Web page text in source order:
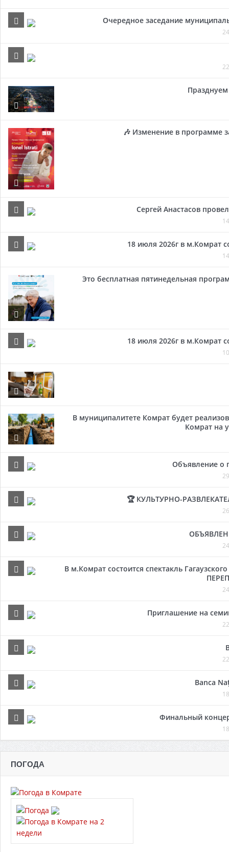
Очередное заседание
Празднуем
🎶 Изменение в программе
Сергей Анастасов
18 июля 2026г в м.Комрат
Это бесплатная пятинедельная
18 июля 2026г в м.Комрат
В муниципалитете Комрат будет
Комрат на
Объявление о
🏆 КУЛЬТУРНО-
В м.Комрат состоится спектакль
Приглашение на
Banca
Финальный
ПОГОДА